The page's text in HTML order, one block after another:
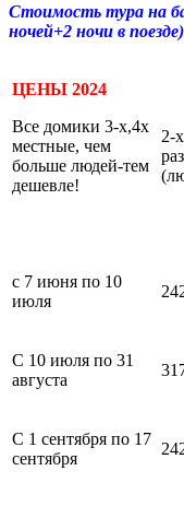
Стоимость тура на
ночей+2 ночи в
ЦЕНЫ 2024
Все домики 3-х,4х
местные, чем
больше людей-тем
дешевле!
2-
с 7 июня по 10
июля
С 10 июля по 31
августа
С 1 сентября по 17
сентября